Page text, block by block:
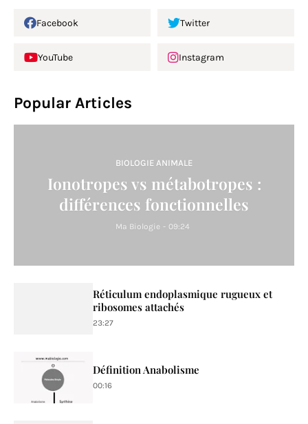
Facebook Twitter
YouTube Instagram
Popular Articles
BIOLOGIE ANIMALE
Ionotropes vs métabotropes :
différences fonctionnelles
Ma Biologie - 09:24
Réticulum endoplasmique rugueux et
ribosomes attachés
23:27
Définition Anabolisme
00:16